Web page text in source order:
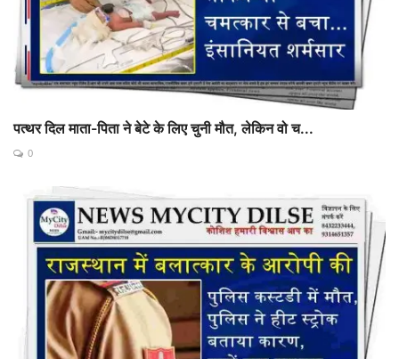
पत्थर दिल माता-पिता ने बेटे के लिए चुनी मौत, लेकिन वो च...
0